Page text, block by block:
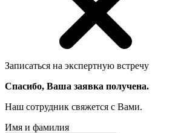
Записаться на экспертную встречу
Спасибо, Ваша заявка получена.
Наш сотрудник свяжется с Вами.
Имя и фамилия